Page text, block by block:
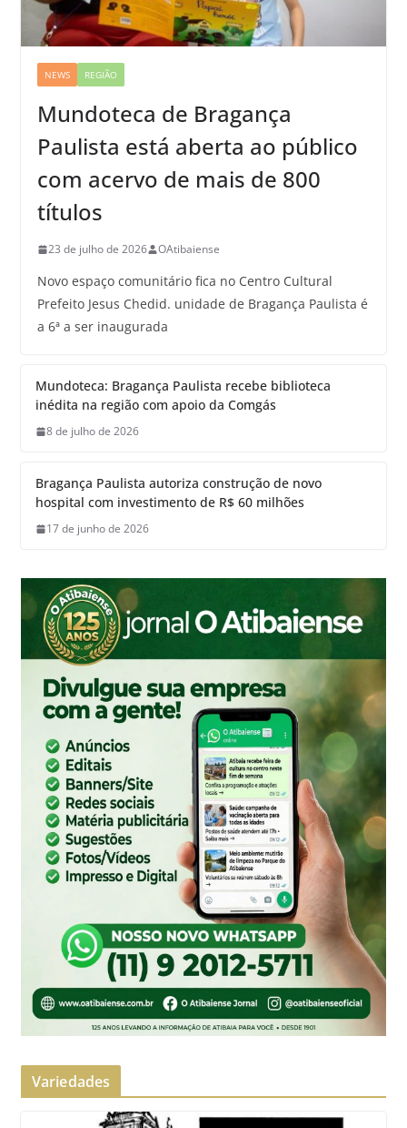
NEWS REGIÃO
Mundoteca de Bragança
Paulista está aberta ao público
com acervo de mais de 800
títulos
23 de julho de 2026 OAtibaiense
Novo espaço comunitário fica no Centro Cultural
Prefeito Jesus Chedid. unidade de Bragança Paulista é
a 6ª a ser inaugurada
Mundoteca: Bragança Paulista recebe biblioteca
inédita na região com apoio da Comgás
8 de julho de 2026
Bragança Paulista autoriza construção de novo
hospital com investimento de R$ 60 milhões
17 de junho de 2026
Variedades